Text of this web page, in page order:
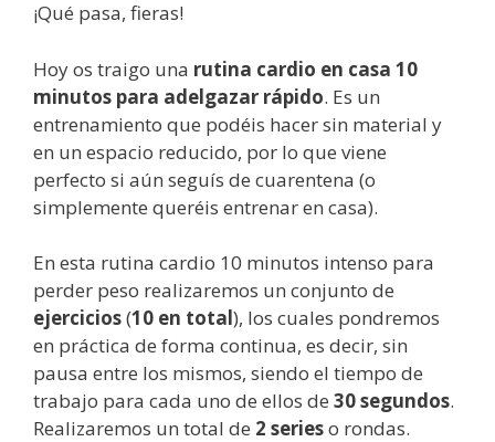
¡Qué pasa, fieras!
Hoy os traigo una rutina cardio en casa 10
minutos para adelgazar rápido. Es un
entrenamiento que podéis hacer sin material y
en un espacio reducido, por lo que viene
perfecto si aún seguís de cuarentena (o
simplemente queréis entrenar en casa).
En esta rutina cardio 10 minutos intenso para
perder peso realizaremos un conjunto de
ejercicios(10 en total), los cuales pondremos
en práctica de forma continua, es decir, sin
pausa entre los mismos, siendo el tiempo de
trabajo para cada uno de ellos de 30 segundos.
Realizaremos un total de 2 serieso rondas.